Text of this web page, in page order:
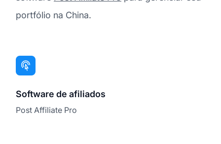
portfólio na China.
Software de afiliados
Post Affiliate Pro